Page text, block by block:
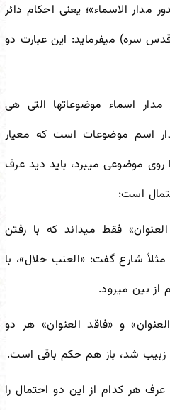
مدار الاسماء»؛ یعنی احکام دائر
سره) میفرماید: این عبارت دو
مدار اسماء موضوعاتها التی هی
اسم موضوعات است که معیار
روی موضوعی میبرد، باید دید عرف
است:
داند که با رفتن
مثلاً شارع گفت: «العنب حلال»، با
بین میرود.
و «فاقد العنوان» هر دو
زبیب شد، باز هم حکم باقی است.
هر کدام از این دو احتمال را